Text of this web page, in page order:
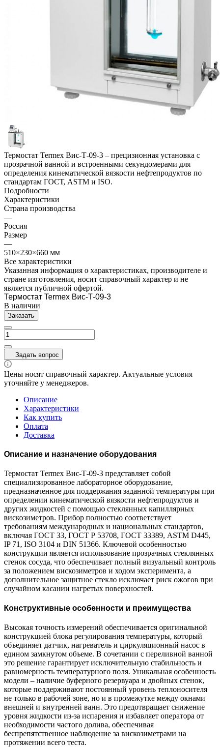
Термостат Termex Вис-Т-09-3 – прецизионная установка с
прозрачной ванной и встроенными секундомерами для
определения кинематической вязкости нефтепродуктов по
стандартам ГОСТ, ASTM и ISO.
Подробности
Характеристики
Страна производства
—
Россия
Размер
—
510×230×660 мм
Все характеристики
Указанная информация о характеристиках, производителе и
стране изготовления, носит справочный характер и не
является публичной офертой.
Термостат Termex Вис-Т-09-3
В наличии
Заказать
Задать вопрос
Цены носят справочный характер. Актуальные условия
уточняйте у менеджеров.
Описание
Характеристики
Как купить
Оплата
Доставка
Описание и назначение оборудования
Термостат Termex Вис-Т-09-3 представляет собой
специализированное лабораторное оборудование,
предназначенное для поддержания заданной температуры при
определении кинематической вязкости нефтепродуктов и
других жидкостей с помощью стеклянных капиллярных
вискозиметров. Прибор полностью соответствует
требованиям международных и национальных стандартов,
включая ГОСТ 33, ГОСТ Р 53708, ГОСТ 33389, ASTM D445,
IP 71, ISO 3104 и DIN 51366. Ключевой особенностью
конструкции является использование прозрачных стеклянных
стенок сосуда, что обеспечивает полный визуальный контроль
за положением вискозиметров и ходом эксперимента, а
дополнительное защитное стекло исключает риск ожогов при
случайном касании нагретых поверхностей.
Конструктивные особенности и преимущества
Высокая точность измерений обеспечивается оригинальной
конструкцией блока регулирования температуры, который
объединяет датчик, нагреватель и циркуляционный насос в
едином замкнутом объеме. В сочетании с переливной ванной
это решение гарантирует исключительную стабильность и
равномерность температурного поля. Уникальная особенность
модели – наличие буферного резервуара и двойных стенок,
которые поддерживают постоянный уровень теплоносителя
не только в рабочей зоне, но и в промежутке между окнами
внешней и внутренней ванн. Это предотвращает снижение
уровня жидкости из-за испарения и избавляет оператора от
необходимости частого долива, обеспечивая
беспрепятственное наблюдение за вискозиметрами на
протяжении всего теста.